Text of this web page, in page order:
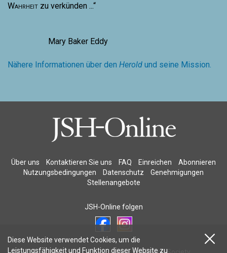
Wahrheit zu verkünden ...“
Mary Baker Eddy
Nähere Informationen über den Herold und seine Mission.
Über uns Kontaktieren Sie uns FAQ Einreichen
Abonnieren
Nutzungsbedingungen
Datenschutz
Genehmigungen
Stellenangebote
JSH-Online folgen
Diese Website verwendet Cookies, um die
Leistungsfähigkeit und Funktion dieser Website zu